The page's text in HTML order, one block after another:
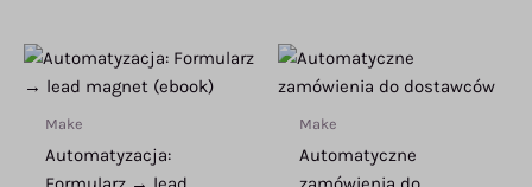
Make
Automatyzacja:
Make
Automatyczne